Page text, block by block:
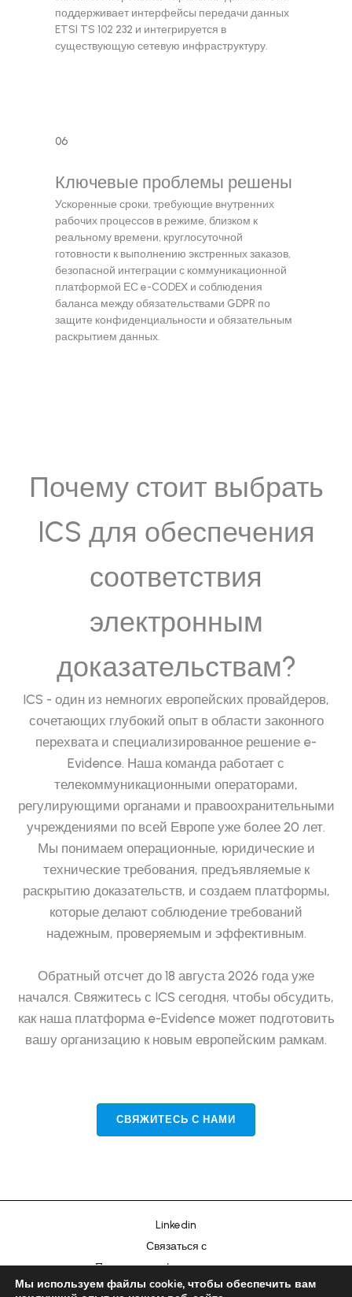
поддерживает интерфейсы передачи данных
ETSI TS 102 232 и интегрируется в
существующую сетевую инфраструктуру.
06
Ключевые проблемы решены
Ускоренные сроки, требующие внутренних
рабочих процессов в режиме, близком к
реальному времени, круглосуточной
готовности к выполнению экстренных заказов,
безопасной интеграции с коммуникационной
платформой ЕС e-CODEX и соблюдения
баланса между обязательствами GDPR по
защите конфиденциальности и обязательным
раскрытием данных.
Почему стоит выбрать
ICS для обеспечения
соответствия
электронным
доказательствам?
ICS - один из немногих европейских провайдеров,
сочетающих глубокий опыт в области законного
перехвата и специализированное решение e-
Evidence. Наша команда работает с
телекоммуникационными операторами,
регулирующими органами и правоохранительными
учреждениями по всей Европе уже более 20 лет.
Мы понимаем операционные, юридические и
технические требования, предъявляемые к
раскрытию доказательств, и создаем платформы,
которые делают соблюдение требований
надежным, проверяемым и эффективным.
Обратный отсчет до 18 августа 2026 года уже
начался. Свяжитесь с ICS сегодня, чтобы обсудить,
как наша платформа e-Evidence может подготовить
вашу организацию к новым европейским рамкам.
СВЯЖИТЕСЬ С НАМИ
Linkedin
Связаться с
Политика конфиденциальности
Оттиск
Мы используем файлы cookie, чтобы обеспечить вам
Arabic
Italian
Portuguese